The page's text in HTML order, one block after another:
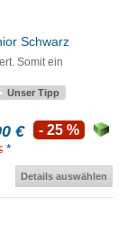
Schwarz
Somit ein
Unser Tipp
€
*
- 25 %
Details auswählen